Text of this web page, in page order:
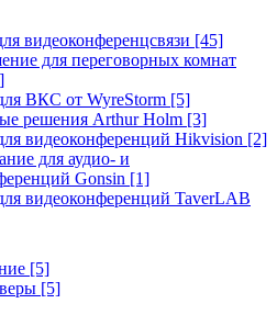
видеоконференцсвязи [45]
для переговорных комнат
ВКС от WyreStorm [5]
решения Arthur Holm [3]
видеоконференций Hikvision [2]
для аудио- и
Gonsin [1]
видеоконференций TaverLAB
[5]
[5]